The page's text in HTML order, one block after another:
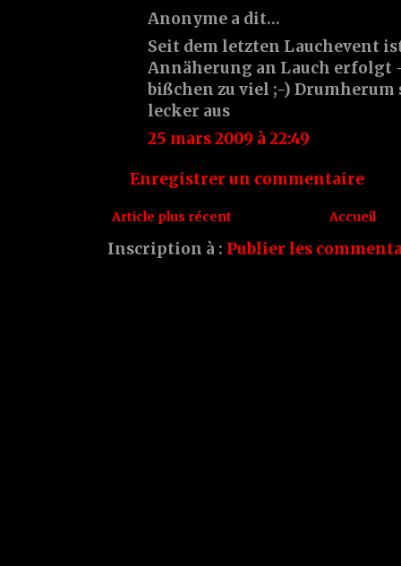
Anonyme a dit…
Seit dem letzten Lauchevent
Annäherung an Lauch erfolgt
bißchen zu viel ;-) Drumherum
lecker aus
25 mars 2009 à 22:49
Enregistrer un commentaire
Article plus récent Accueil
Inscription à : Publier les